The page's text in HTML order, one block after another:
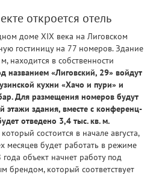
откроется отель
доме XIX века на Лиговском
гостиницу на 77 номеров. Здание
находится в собственности
названием «Лиговский, 29» войдут
кухни «Хачо и пури» и
Для размещения номеров будут
этажи здания, вместе с конференц-
отведено 3,4 тыс. кв. м.
состоится в начале августа,
месяцев будет работать в режиме
объект начнет работу под
брендом, который соответствует